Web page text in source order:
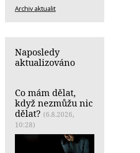
Archiv aktualit
Naposledy
aktualizováno
Co mám dělat,
když nezmůžu nic
dělat? (6.8.2026,
10:28)